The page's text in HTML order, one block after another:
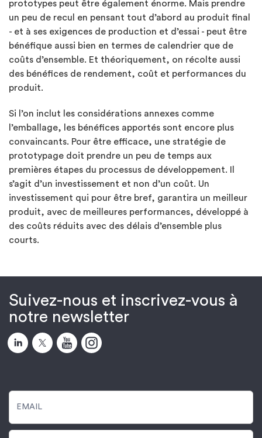
prototypes peut être également énorme. Mais prendre
un peu de recul en pensant tout d’abord au produit final
- et à ses exigences de production et d’essai - peut être
bénéfique aussi bien en termes de calendrier que de
coûts d’ensemble. Et théoriquement, on récolte aussi
des bénéfices de rendement, coût et performances du
produit.
Si l’on inclut les considérations annexes comme
l’emballage, les bénéfices apportés sont encore plus
convaincants. Pour être efficace, une stratégie de
prototypage doit prendre un peu de temps aux
premières étapes du processus de développement. Il
s’agit d’un investissement et non d’un coût. Un
investissement qui pour être bref, garantira un meilleur
produit, avec de meilleures performances, développé à
des coûts réduits avec des délais d’ensemble plus
courts.
Suivez-nous et inscrivez-vous à
notre newsletter